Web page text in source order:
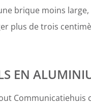
brique moins
plus de trois
EN